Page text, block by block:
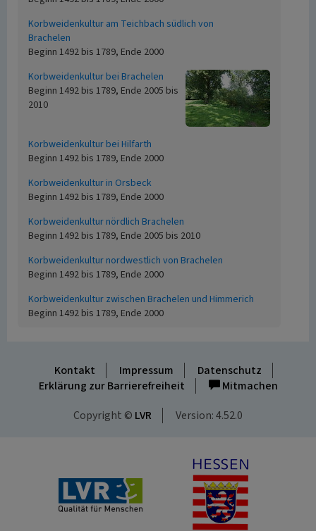
Korbweidenkultur am Teichbach südlich von
Brachelen
Beginn 1492 bis 1789, Ende 2000
Korbweidenkultur bei Brachelen
Beginn 1492 bis 1789, Ende 2005 bis
2010
Korbweidenkultur bei Hilfarth
Beginn 1492 bis 1789, Ende 2000
Korbweidenkultur in Orsbeck
Beginn 1492 bis 1789, Ende 2000
Korbweidenkultur nördlich Brachelen
Beginn 1492 bis 1789, Ende 2005 bis 2010
Korbweidenkultur nordwestlich von Brachelen
Beginn 1492 bis 1789, Ende 2000
Korbweidenkultur zwischen Brachelen und Himmerich
Beginn 1492 bis 1789, Ende 2000
Kontakt Impressum
Datenschutz
Erklärung zur Barrierefreiheit
Mitmachen
Copyright © LVR Version: 4.52.0